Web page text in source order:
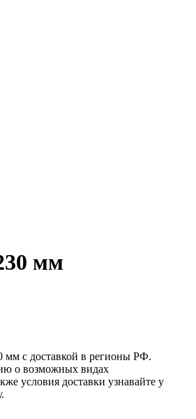
мм
мм c доставкой в регионы РФ.
о возможных видах
условия доставки узнавайте у